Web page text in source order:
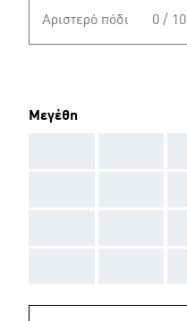
Αριστερό πόδι 0 / 10
Μεγέθη